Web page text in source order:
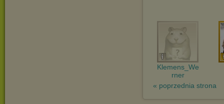
Klemens_We
rner
« poprzednia strona